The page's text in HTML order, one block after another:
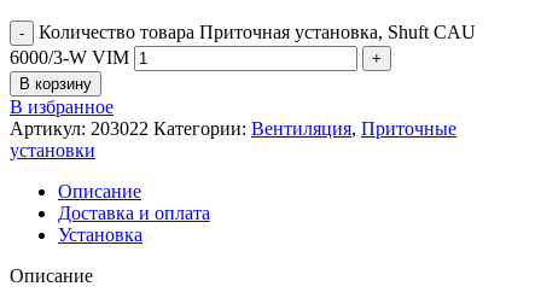
Количество товара Приточная установка, Shuft CAU
6000/3-W VIM
В корзину
В избранное
Артикул: 203022 Категории: Вентиляция, Приточные
установки
Описание
Доставка и оплата
Установка
Описание